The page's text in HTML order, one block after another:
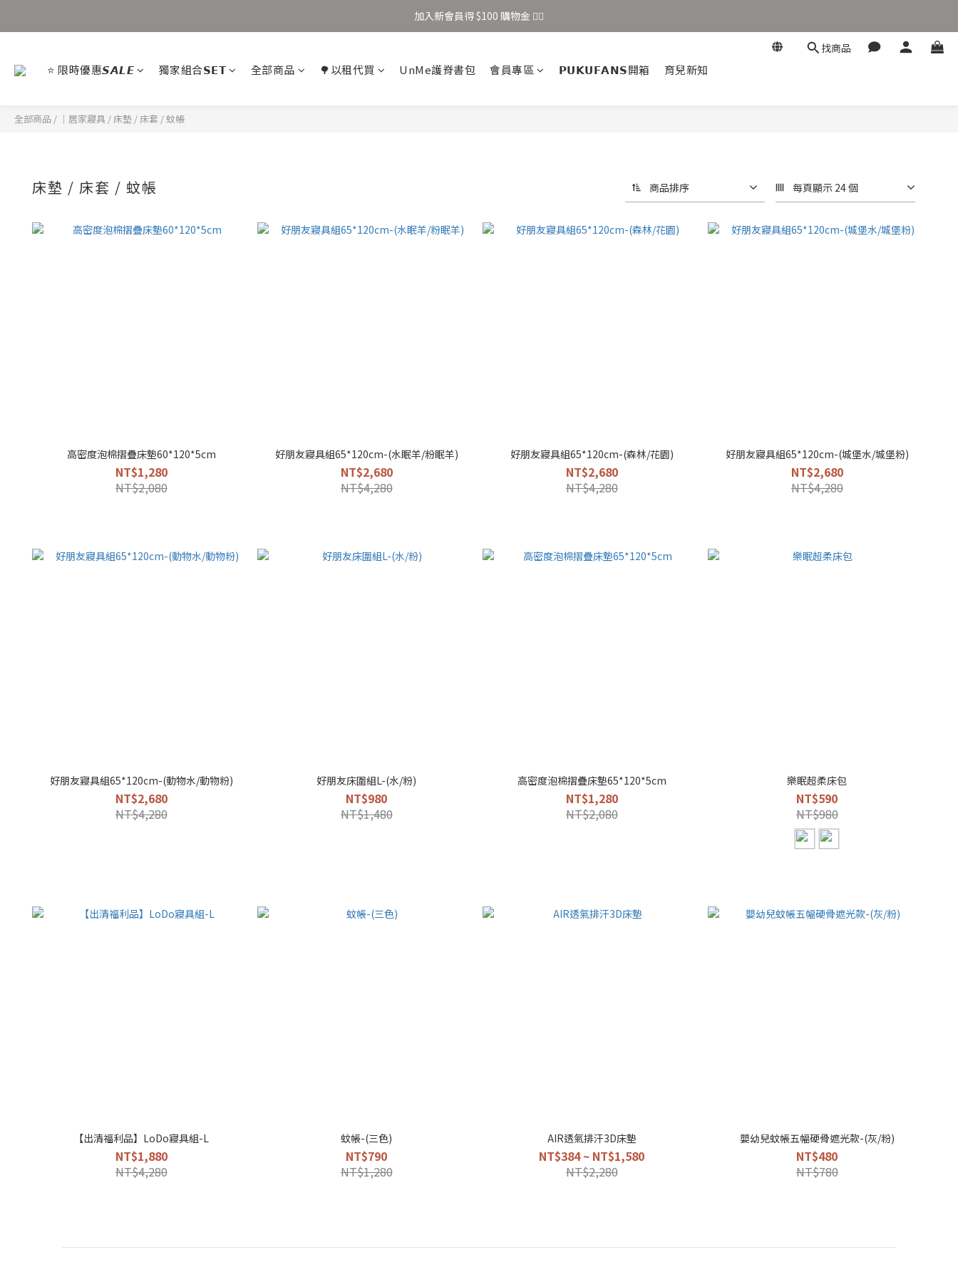
加入新會員得 $100 購物金 👉🏻
加入新會員得 $100 購物金 👉🏻
加入新會員得 $100 購物金 👉🏻
找商品
⭐ 限時優惠𝙎𝘼𝙇𝙀 獨家組合𝗦𝗘𝗧 全部商品 🌳以租代買 UnMe護脊書包 會員專區 𝗣𝗨𝗞𝗨𝗙𝗔𝗡𝗦開箱 育兒新知
全部商品 / ｜居家寢具 / 床墊 / 床套 / 蚊帳
床墊 / 床套 / 蚊帳 商品排序 每頁顯示 24 個
高密度泡棉摺疊床墊60*120*5cm
NT$1,280
NT$2,080
好朋友寢具組65*120cm-(水眠羊/粉眠羊)
NT$2,680
NT$4,280
好朋友寢具組65*120cm-(森林/花園)
NT$2,680
NT$4,280
好朋友寢具組65*120cm-(城堡水/城堡粉)
NT$2,680
NT$4,280
好朋友寢具組65*120cm-(動物水/動物粉)
NT$2,680
NT$4,280
好朋友床圍組L-(水/粉)
NT$980
NT$1,480
高密度泡棉摺疊床墊65*120*5cm
NT$1,280
NT$2,080
樂眠超柔床包
NT$590
NT$980
【出清福利品】LoDo寢具組-L
NT$1,880
NT$4,280
蚊帳-(三色)
NT$790
NT$1,280
AIR透氣排汗3D床墊
NT$384 ~ NT$1,580
NT$2,280
嬰幼兒蚊帳五幅硬骨遮光款-(灰/粉)
NT$480
NT$780